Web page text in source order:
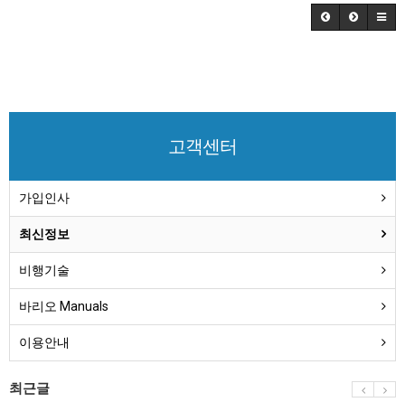
고객센터
가입인사
최신정보
비행기술
바리오 Manuals
이용안내
최근글